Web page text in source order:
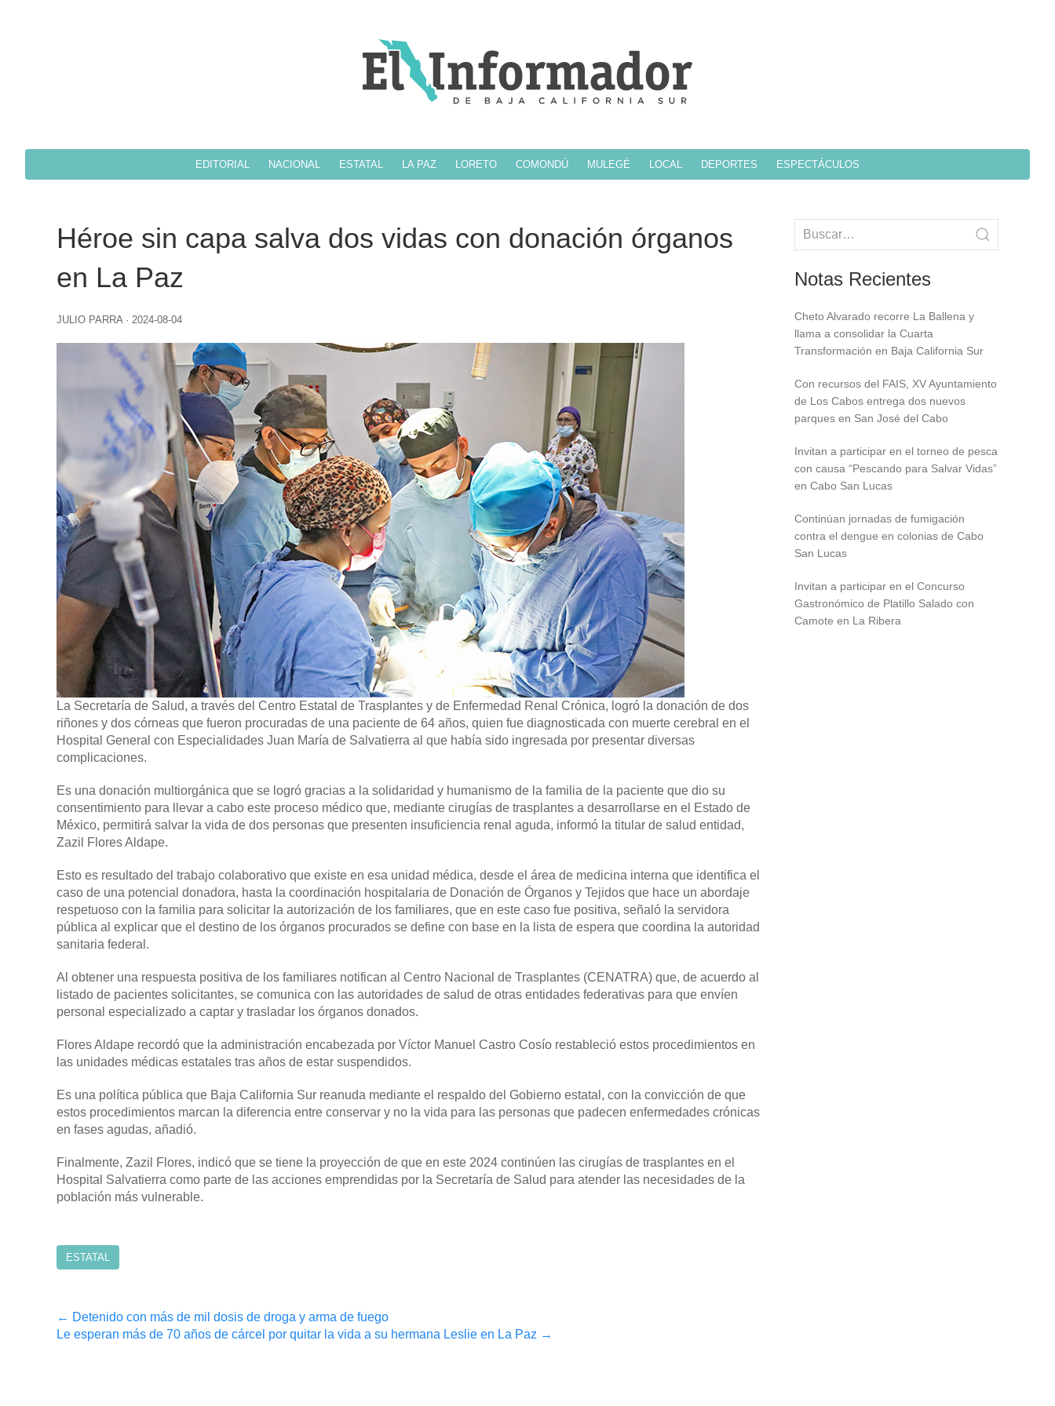
EDITORIAL NACIONAL ESTATAL LA PAZ LORETO COMONDÚ MULEGÉ LOCAL DEPORTES ESPECTÁCULOS
Héroe sin capa salva dos vidas con donación órganos
en La Paz
JULIO PARRA · 2024-08-04
La Secretaría de Salud, a través del Centro Estatal de Trasplantes y de Enfermedad Renal Crónica, logró la donación de dos
riñones y dos córneas que fueron procuradas de una paciente de 64 años, quien fue diagnosticada con muerte cerebral en el
Hospital General con Especialidades Juan María de Salvatierra al que había sido ingresada por presentar diversas
complicaciones.
Es una donación multiorgánica que se logró gracias a la solidaridad y humanismo de la familia de la paciente que dio su
consentimiento para llevar a cabo este proceso médico que, mediante cirugías de trasplantes a desarrollarse en el Estado de
México, permitirá salvar la vida de dos personas que presenten insuficiencia renal aguda, informó la titular de salud entidad,
Zazil Flores Aldape.
Esto es resultado del trabajo colaborativo que existe en esa unidad médica, desde el área de medicina interna que identifica el
caso de una potencial donadora, hasta la coordinación hospitalaria de Donación de Órganos y Tejidos que hace un abordaje
respetuoso con la familia para solicitar la autorización de los familiares, que en este caso fue positiva, señaló la servidora
pública al explicar que el destino de los órganos procurados se define con base en la lista de espera que coordina la autoridad
sanitaria federal.
Al obtener una respuesta positiva de los familiares notifican al Centro Nacional de Trasplantes (CENATRA) que, de acuerdo al
listado de pacientes solicitantes, se comunica con las autoridades de salud de otras entidades federativas para que envíen
personal especializado a captar y trasladar los órganos donados.
Flores Aldape recordó que la administración encabezada por Víctor Manuel Castro Cosío restableció estos procedimientos en
las unidades médicas estatales tras años de estar suspendidos.
Es una política pública que Baja California Sur reanuda mediante el respaldo del Gobierno estatal, con la convicción de que
estos procedimientos marcan la diferencia entre conservar y no la vida para las personas que padecen enfermedades crónicas
en fases agudas, añadió.
Finalmente, Zazil Flores, indicó que se tiene la proyección de que en este 2024 continúen las cirugías de trasplantes en el
Hospital Salvatierra como parte de las acciones emprendidas por la Secretaría de Salud para atender las necesidades de la
población más vulnerable.
ESTATAL
Post
navigation
← Detenido con más de mil dosis de droga y arma de fuego
Le esperan más de 70 años de cárcel por quitar la vida a su hermana Leslie en La Paz →
Notas Recientes
Cheto Alvarado recorre La Ballena y
llama a consolidar la Cuarta
Transformación en Baja California Sur
Con recursos del FAIS, XV Ayuntamiento
de Los Cabos entrega dos nuevos
parques en San José del Cabo
Invitan a participar en el torneo de pesca
con causa “Pescando para Salvar Vidas”
en Cabo San Lucas
Continúan jornadas de fumigación
contra el dengue en colonias de Cabo
San Lucas
Invitan a participar en el Concurso
Gastronómico de Platillo Salado con
Camote en La Ribera